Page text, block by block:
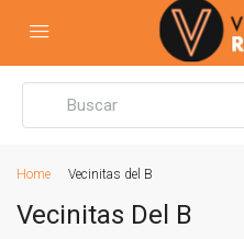
Home Vecinitas del B
Vecinitas Del B